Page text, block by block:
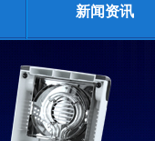
新闻资讯